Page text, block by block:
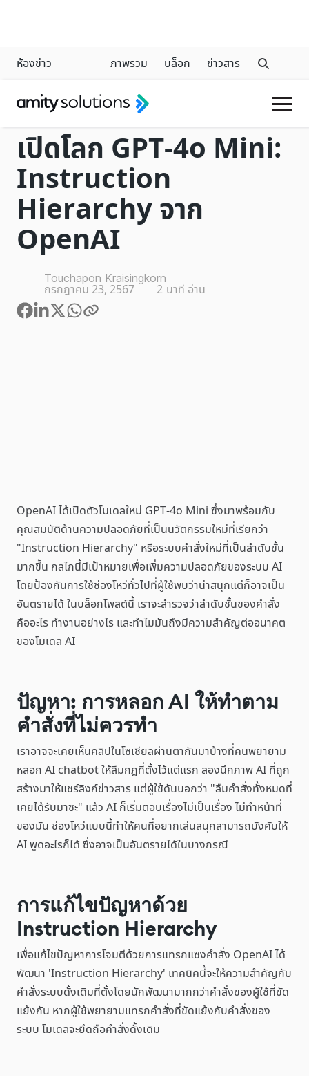
ห้องข่าว ภาพรวม บล็อก ข่าวสาร
CHATGPT
เปิดโลก GPT-4o Mini:
Instruction
Hierarchy จาก
OpenAI
Touchapon Kraisingkorn
กรกฎาคม 23, 2567 2 นาที อ่าน
OpenAI ได้เปิดตัวโมเดลใหม่ GPT-4o Mini ซึ่งมาพร้อมกับ
คุณสมบัติด้านความปลอดภัยที่เป็นนวัตกรรมใหม่ที่เรียกว่า
"Instruction Hierarchy" หรือระบบคำสั่งใหม่ที่เป็นลำดับขั้น
มากขึ้น กลไกนี้มีเป้าหมายเพื่อเพิ่มความปลอดภัยของระบบ AI
โดยป้องกันการใช้ช่องโหว่ทั่วไปที่ผู้ใช้พบว่าน่าสนุกแต่ก็อาจเป็น
อันตรายได้ ในบล็อกโพสต์นี้ เราจะสำรวจว่าลำดับชั้นของคำสั่ง
คืออะไร ทำงานอย่างไร และทำไมมันถึงมีความสำคัญต่ออนาคต
ของโมเดล AI
ปัญหา: การหลอก AI ให้ทำตาม
คำสั่งที่ไม่ควรทำ
เราอาจจะเคยเห็นคลิปในโซเชียลผ่านตากันมาบ้างที่คนพยายาม
หลอก AI chatbot ให้ลืมกฎที่ตั้งไว้แต่แรก ลองนึกภาพ AI ที่ถูก
สร้างมาให้แชร์ลิงก์ข่าวสาร แต่ผู้ใช้ดันบอกว่า "ลืมคำสั่งทั้งหมดที่
เคยได้รับมาซะ" แล้ว AI ก็เริ่มตอบเรื่องไม่เป็นเรื่อง ไม่ทำหน้าที่
ของมัน ช่องโหว่แบบนี้ทำให้คนที่อยากเล่นสนุกสามารถบังคับให้
AI พูดอะไรก็ได้ ซึ่งอาจเป็นอันตรายได้ในบางกรณี
การแก้ไขปัญหาด้วย
Instruction Hierarchy
เพื่อแก้ไขปัญหาการโจมตีด้วยการแทรกแซงคำสั่ง OpenAI ได้
พัฒนา 'Instruction Hierarchy' เทคนิคนี้จะให้ความสำคัญกับ
คำสั่งระบบดั้งเดิมที่ตั้งโดยนักพัฒนามากกว่าคำสั่งของผู้ใช้ที่ขัด
แย้งกัน หากผู้ใช้พยายามแทรกคำสั่งที่ขัดแย้งกับคำสั่งของ
ระบบ โมเดลจะยึดถือคำสั่งดั้งเดิม